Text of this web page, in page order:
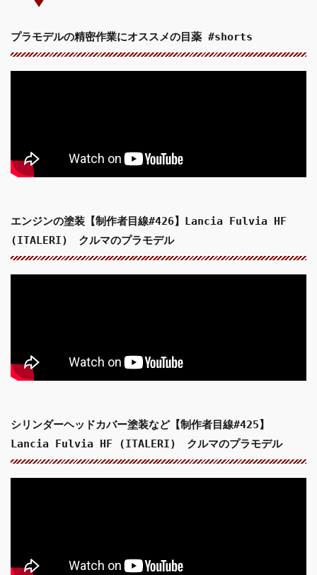
プラモデルの精密作業にオススメの目薬 #shorts
エンジンの塗装【制作者目線#426】Lancia Fulvia HF
(ITALERI) クルマのプラモデル
シリンダーヘッドカバー塗装など【制作者目線#425】
Lancia Fulvia HF (ITALERI) クルマのプラモデル